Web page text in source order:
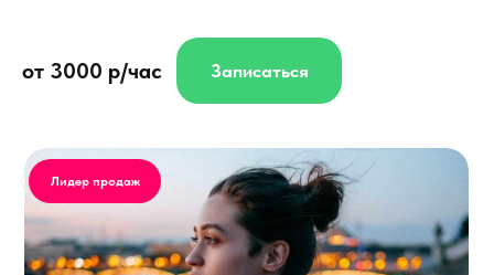
Лидер продаж
от 3000 р/час Записаться